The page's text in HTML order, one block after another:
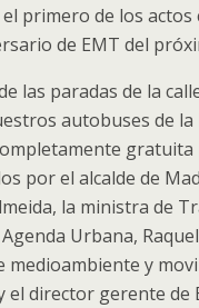
primero de los
de EMT del
las paradas de la
autobuses de la
por el alcalde de
la ministra de
Urbana,
medioambiente y
el director gerente de